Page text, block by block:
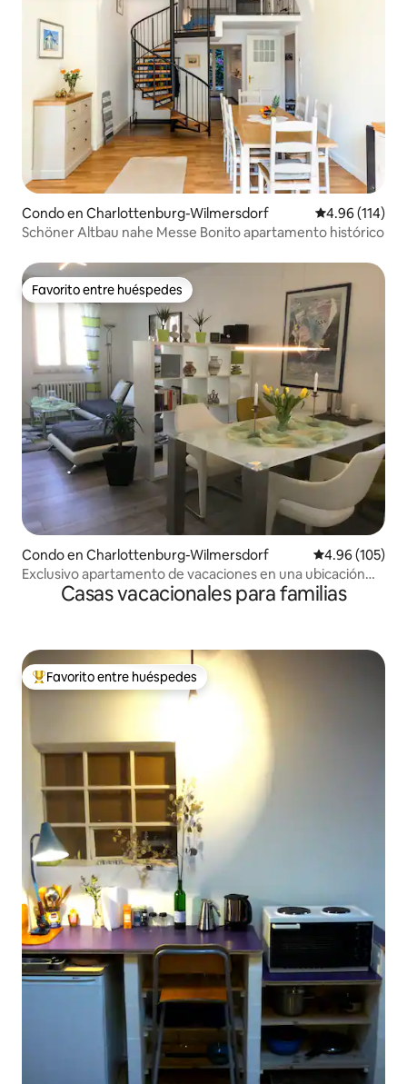
Condo en Charlottenburg-Wilmersdorf Calificación
4.96 (114)
Schöner Altbau nahe Messe Bonito apartamento histórico
Favorito entre huéspedes
Favorito entre huéspedes
Condo en Charlottenburg-Wilmersdorf Calificación
4.96 (105)
Exclusivo apartamento de vacaciones en una ubicación
privilegiada cerca de Kurfürstendamm
Casas vacacionales para familias
Favorito entre huéspedes preferido
Favorito entre huéspedes